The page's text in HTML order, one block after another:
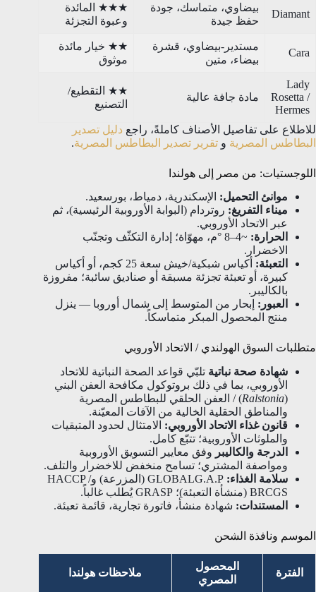
Diamant
بيضاوي، متماسك، جودة
حفظ جيدة
★★★ المائدة
وعبوة التجزئة
Cara
مستدير-بيضاوي، قشرة
بيضاء، متين
★★ خيار مائدة
موثوق
Lady
Rosetta /
Hermes
مادة جافة عالية
★★ التقطيع/
التصنيع
للاطلاع على تفاصيل الأصناف كاملةً، راجع دليل تصدير
البطاطس المصرية و تقرير تصدير البطاطس المصرية.
اللوجستيات: من مصر إلى هولندا
موانئ التحميل: الإسكندرية، دمياط، بورسعيد.
ميناء التفريغ: روتردام (البوابة الأوروبية الرئيسية)، ثم
عبر الاتحاد الأوروبي.
الحرارة:
~4–8 °م، مهوّاة؛ إدارة التكثّف وتجنّب
الاخضرار.
التعبئة:
أكياس شبكية/خيش سعة 25 كجم، أو أكياس
كبيرة، أو تعبئة تجزئة مسبقة أو صناديق سائبة؛ مفروزة
بالكاليبر.
العبور: إبحار من المتوسط إلى شمال أوروبا — ينزل
منتج المحصول المبكر متماسكاً.
متطلبات السوق الهولندي / الاتحاد الأوروبي
شهادة صحة نباتية تلبّي قواعد الصحة النباتية للاتحاد
الأوروبي، بما في ذلك بروتوكول مكافحة العفن البني
(
Ralstonia) / العفن الحلقي للبطاطس المصرية
والمناطق الحقلية الخالية من الآفات المعيّنة.
قانون غذاء الاتحاد الأوروبي: الامتثال لحدود المتبقيات
والملوثات الأوروبية؛ تتبّع كامل.
الدرجة والكاليبر وفق معايير التسويق الأوروبية
ومواصفة المشتري؛ تسامح منخفض للاخضرار والتلف.
سلامة الغذاء:
GLOBALG.A.P (المزرعة) وHACCP /
BRCGS (منشأة التعبئة)؛ GRASP يُطلب غالباً.
المستندات: شهادة منشأ، فاتورة تجارية، قائمة تعبئة.
الموسم ونافذة الشحن
الفترة
المحصول
المصري
ملاحظات هولندا